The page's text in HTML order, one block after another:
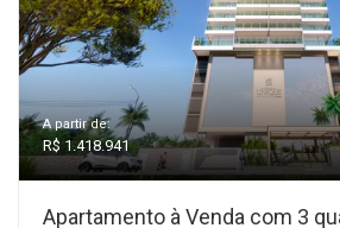
A partir de:
R$ 1.418.941
Apartamento à Venda com 3